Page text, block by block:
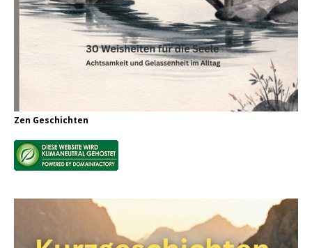
Zen Geschichten